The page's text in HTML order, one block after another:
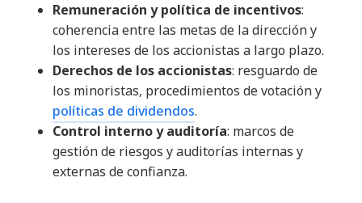
Remuneración y política de incentivos:
coherencia entre las metas de la dirección y
los intereses de los accionistas a largo plazo.
Derechos de los accionistas: resguardo de
los minoristas, procedimientos de votación y
políticas de dividendos.
Control interno y auditoría: marcos de
gestión de riesgos y auditorías internas y
externas de confianza.